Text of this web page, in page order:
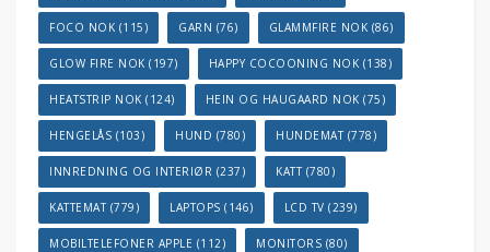
FOCO NOK (115) GARN (76) GLAMMFIRE NOK (86)
GLOW FIRE NOK (197) HAPPY COCOONING NOK (138)
HEATSTRIP NOK (124) HEIN OG HAUGAARD NOK (75)
HENGELÅS (103) HUND (780) HUNDEMAT(778)
INNREDNING OG INTERIØR (237) KATT(780)
KATTEMAT(779) LAPTOPS (146) LCD TV (239)
MOBILTELEFONER APPLE (112) MONITORS (80)